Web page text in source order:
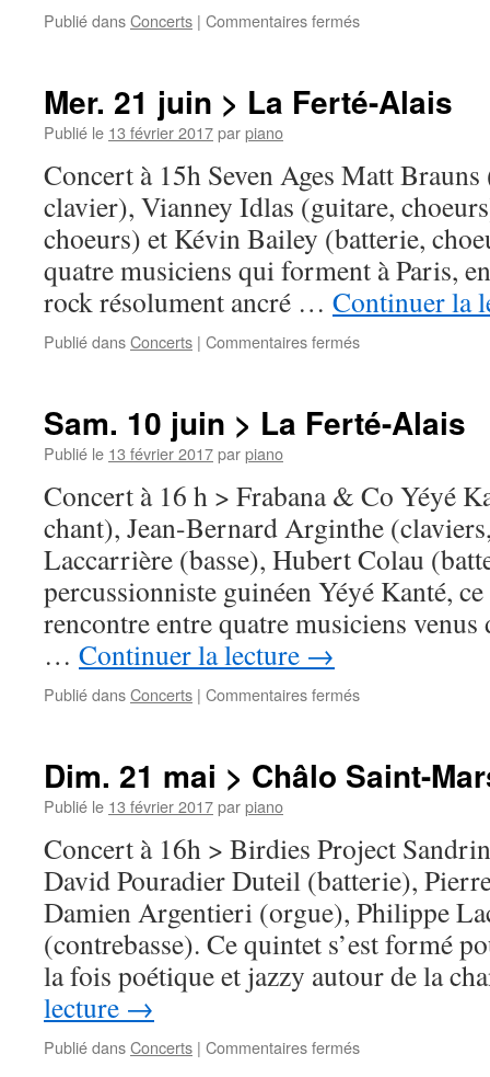
Publié dansConcerts | Commentaires ferméssur
à
Mer. 21 juin > La Ferté-Alais
Publié le 13 février 2017parpiano
Concert à 15h Seven Ages Matt
clavier), Vianney Idlas (guitare,
choeurs) et Kévin Bailey (batterie,
quatre musiciens qui forment à Paris,
rock résolument ancré … Continuer la
Publié dansConcerts | Commentaires ferméssur
>
Alais
Sam. 10 juin > La Ferté-Alais
Publié le 13 février 2017parpiano
Concert à 16 h > Frabana & Co Yéyé
chant), Jean-Bernard Arginthe
Laccarrière (basse), Hubert Colau
percussionniste guinéen Yéyé Kanté,
rencontre entre quatre musiciens
… Continuer la lecture →
Publié dansConcerts | Commentaires ferméssur
>
Alais
Dim. 21 mai > Châlo Saint-
Publié le 13 février 2017parpiano
Concert à 16h > Birdies Project
David Pouradier Duteil (batterie),
Damien Argentieri (orgue), Philippe
(contrebasse). Ce quintet s’est formé
la fois poétique et jazzy autour de la
lecture →
Publié dansConcerts | Commentaires ferméssur